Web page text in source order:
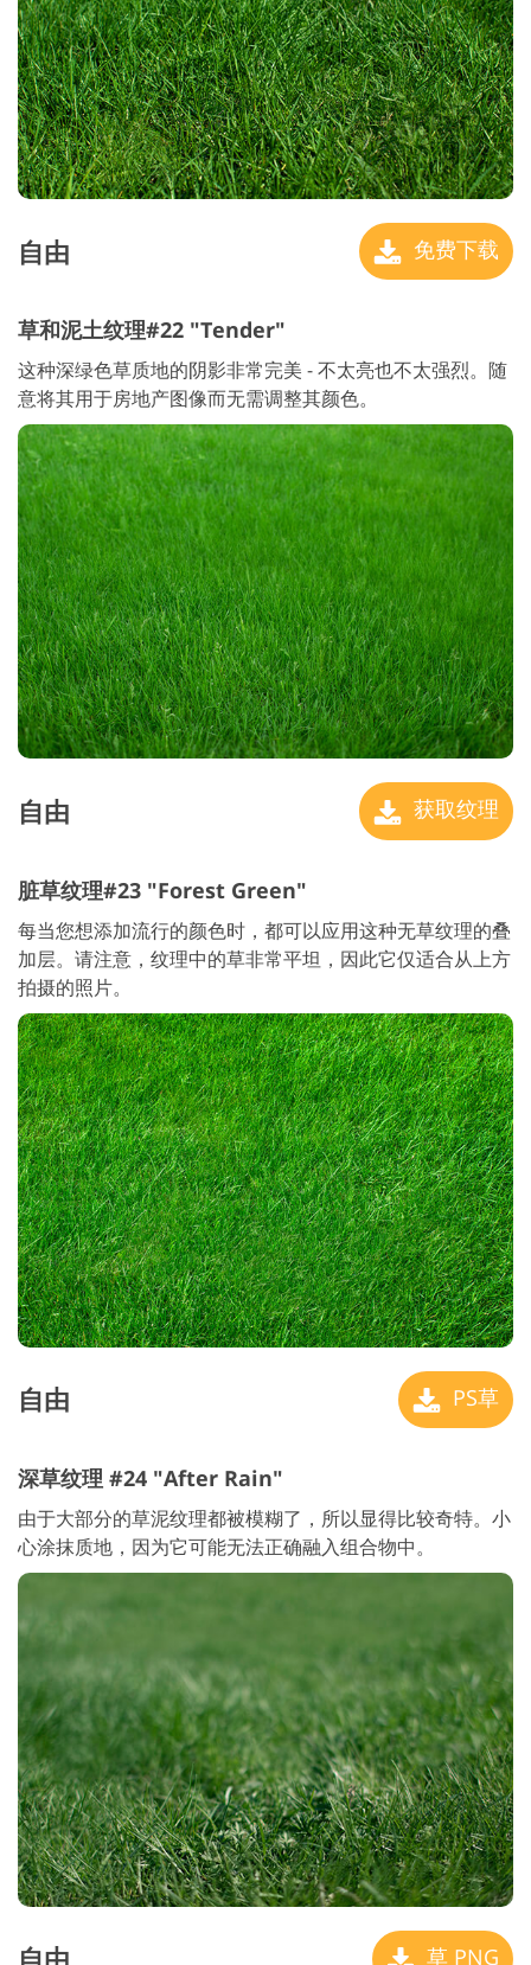
自由 免费下载
草和泥土纹理#22 "Tender"
这种深绿色草质地的阴影非常完美 - 不太亮也不太强烈。随
意将其用于房地产图像而无需调整其颜色。
自由 获取纹理
脏草纹理#23 "Forest Green"
每当您想添加流行的颜色时，都可以应用这种无草纹理的叠
加层。请注意，纹理中的草非常平坦，因此它仅适合从上方
拍摄的照片。
自由 PS草
深草纹理 #24 "After Rain"
由于大部分的草泥纹理都被模糊了，所以显得比较奇特。小
心涂抹质地，因为它可能无法正确融入组合物中。
草 PNG